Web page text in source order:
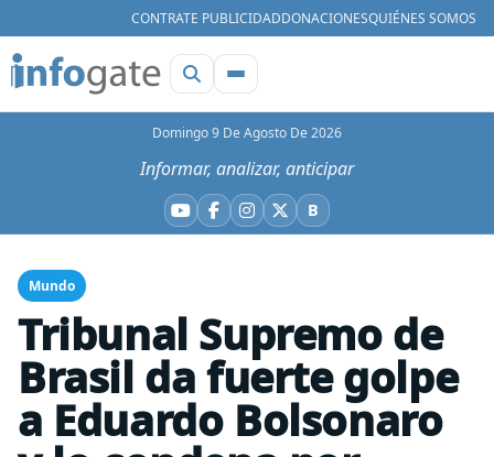
CONTRATE PUBLICIDADDONACIONESQUIÉNES SOMOS
Domingo 9 De Agosto De 2026
Informar, analizar, anticipar
YouTube
Facebook
Instagram
X BBluesky
Mundo
Tribunal Supremo de
Brasil da fuerte golpe
a Eduardo Bolsonaro